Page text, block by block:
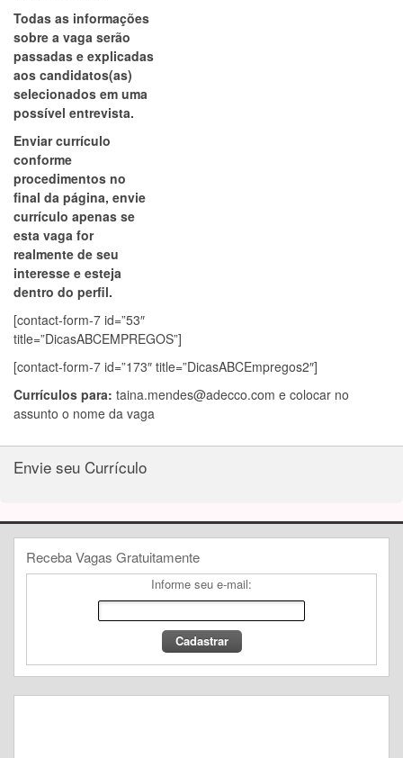
Todas as informações
sobre a vaga serão
passadas e explicadas
aos candidatos(as)
selecionados em uma
possível entrevista.
Enviar currículo
conforme
procedimentos no
final da página, envie
currículo apenas se
esta vaga for
realmente de seu
interesse e esteja
dentro do perfil.
[contact-form-7 id=”53″
title=”DicasABCEMPREGOS”]
[contact-form-7 id=”173″ title=”DicasABCEmpregos2″]
Currículos para: taina.mendes@adecco.com e colocar no
assunto o nome da vaga
Envie seu Currículo
Receba Vagas Gratuitamente
Informe seu e-mail: